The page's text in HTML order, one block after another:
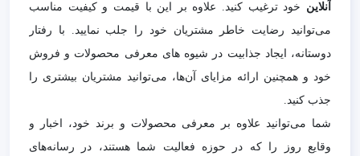
آنلاین خود ترغیب کنید. علاوه بر این با قیمت و کیفیت مناسب
می‌توانید رضایت خاطر مشتریان خود را جلب نمایید. با رفتار
دوستانه، ایجاد جذابیت در شیوه های معرفی محصولات و فروش
خود و همچنین ارائه مزایای آن‌ها، می‌توانید مشتریان بیشتری را
جذب کنید.
شما می‌توانید علاوه بر معرفی محصولات و برند خود، اخبار و
وقایع روز را که در حوزه فعالیت شما هستند، در رسانه‌های